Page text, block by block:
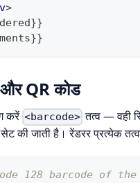
>
और QR कोड
करें <barcode> तत्व — वही
सेट की जाती है। रेंडरर प्रत्येक
128 barcode of